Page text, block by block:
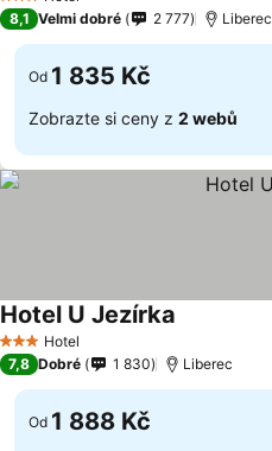
3 Počet hvězdiček
8,1 Velmi dobré 2 777 Liberec
Od 1 835 Kč
Zobrazte si ceny z 2 webů
3 Počet hvězdiček
Hotel
Hotel U Jezírka
7,8 Dobré 1 830 Liberec
Od 1 888 Kč